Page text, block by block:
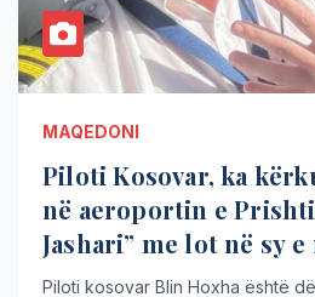
MAQEDONI
Piloti Kosovar, ka
në aeroportin e
Jashari” me lot në sy
Shqipe
Piloti kosovar Blin Hoxha është